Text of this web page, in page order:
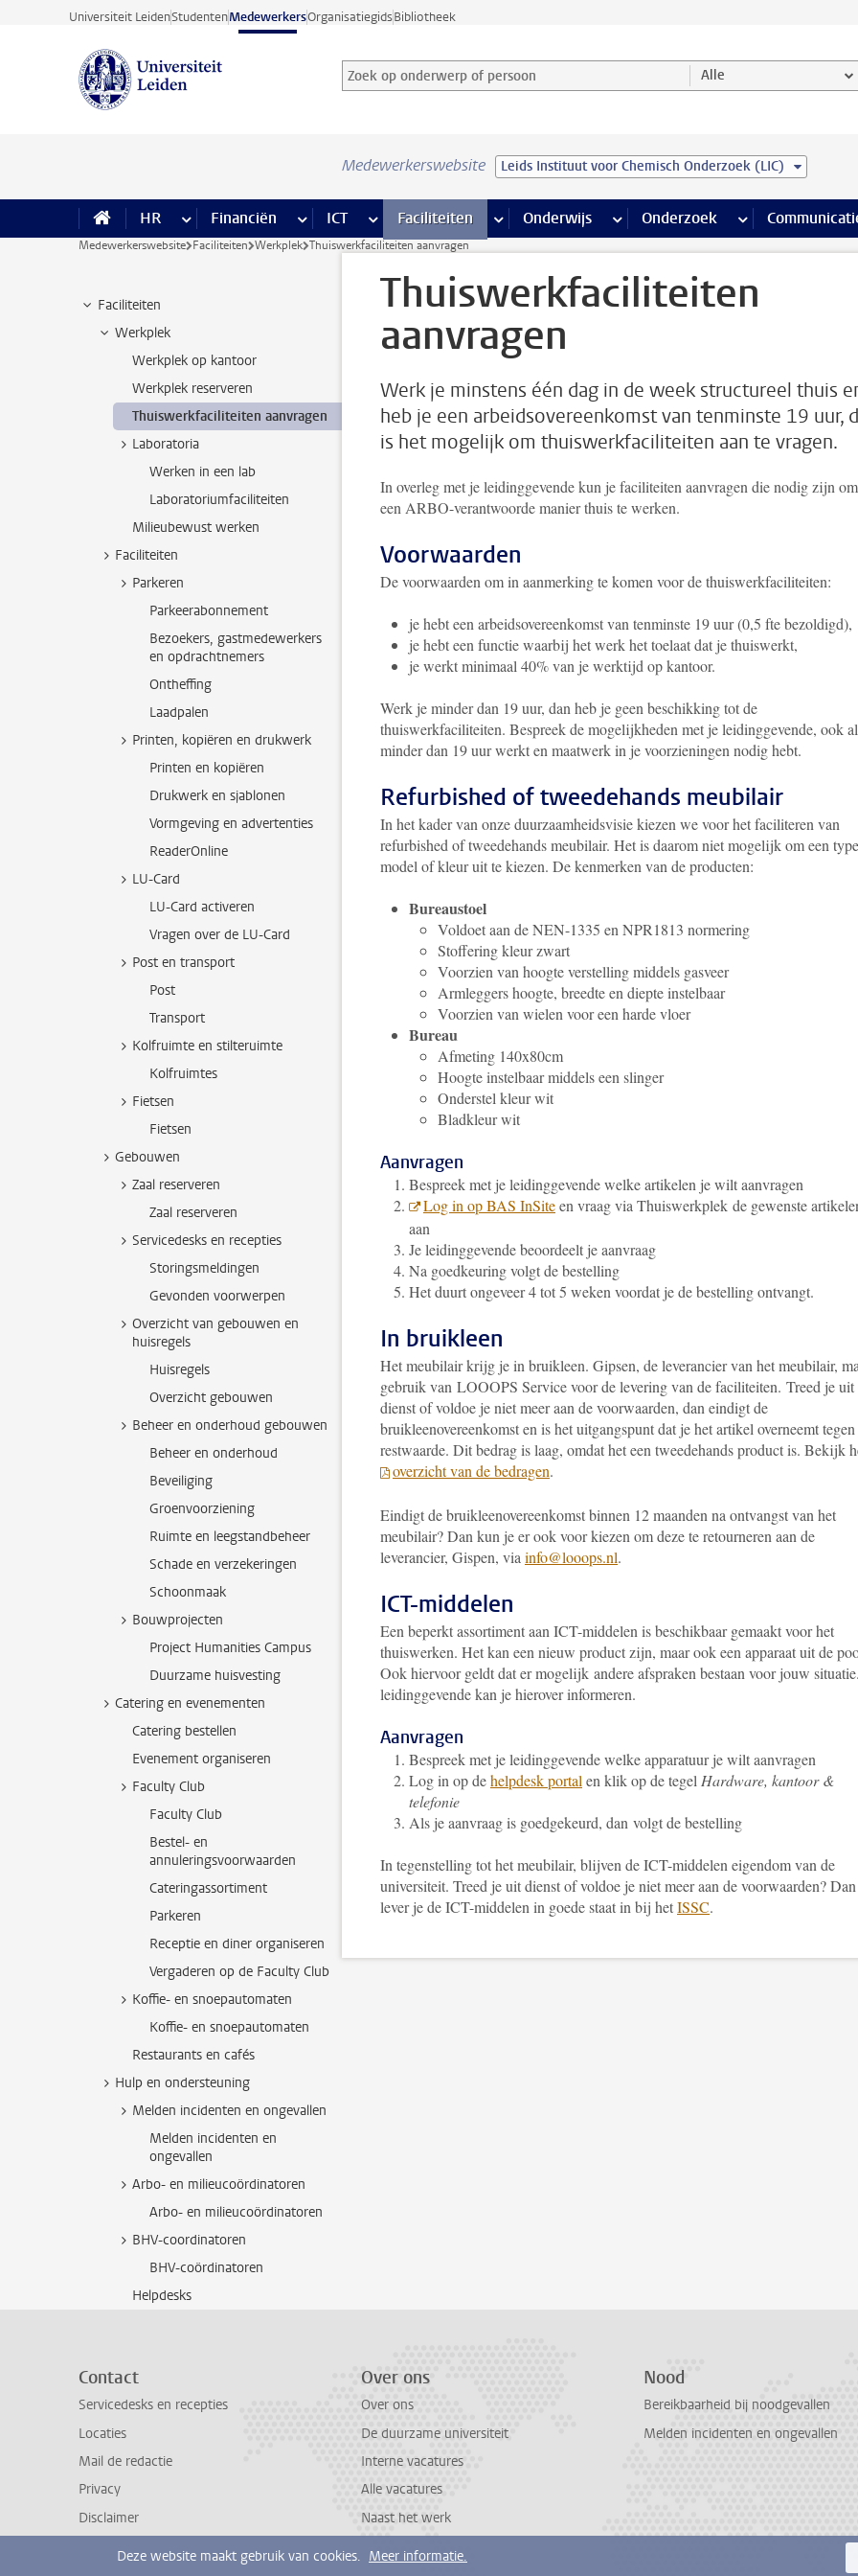
Ga direct naar de inhoud
Universiteit LeidenStudentenMedewerkersOrganisatiegidsBibliotheek
Zoek op onderwerp of persoon en selecteer categorie
Zoekterm Alle
Medewerkerswebsite Leids Instituut voor Chemisch Onderzoek (LIC)
HR meer HR pagina’s
Financiën meer Financiën pagina’s
ICT meer ICT pagina’s
Faciliteiten meer Faciliteiten pagina’s
Onderwijs meer Onderwijs pagina’s
Onderzoek meer Onderzoek
Medewerkerswebsite Faciliteiten Werkplek Thuiswerkfaciliteiten aanvragen
Faciliteiten
Werkplek
Werkplek op kantoor
Werkplek reserveren
Thuiswerkfaciliteiten aanvragen
Laboratoria
Werken in een lab
Laboratoriumfaciliteiten
Milieubewust werken
Faciliteiten
Parkeren
Parkeerabonnement
Bezoekers, gastmedewerkers
en opdrachtnemers
Ontheffing
Laadpalen
Printen, kopiëren en drukwerk
Printen en kopiëren
Drukwerk en sjablonen
Vormgeving en advertenties
ReaderOnline
LU-Card
LU-Card activeren
Vragen over de LU-Card
Post en transport
Post
Transport
Kolfruimte en stilteruimte
Kolfruimtes
Fietsen
Fietsen
Gebouwen
Zaal reserveren
Zaal reserveren
Servicedesks en recepties
Storingsmeldingen
Gevonden voorwerpen
Overzicht van gebouwen en
huisregels
Huisregels
Overzicht gebouwen
Beheer en onderhoud gebouwen
Beheer en onderhoud
Beveiliging
Groenvoorziening
Ruimte en leegstandbeheer
Schade en verzekeringen
Schoonmaak
Bouwprojecten
Project Humanities Campus
Duurzame huisvesting
Catering en evenementen
Catering bestellen
Evenement organiseren
Faculty Club
Faculty Club
Bestel- en
annuleringsvoorwaarden
Cateringassortiment
Parkeren
Receptie en diner organiseren
Vergaderen op de Faculty Club
Koffie- en snoepautomaten
Koffie- en snoepautomaten
Restaurants en cafés
Hulp en ondersteuning
Melden incidenten en ongevallen
Melden incidenten en
ongevallen
Arbo- en milieucoördinatoren
Arbo- en milieucoördinatoren
BHV-coordinatoren
BHV-coördinatoren
Helpdesks
Thuiswerkfaciliteiten
aanvragen
Werk je minstens één dag in de week structureel thuis
heb je een arbeidsovereenkomst van tenminste 19 uur,
is het mogelijk om thuiswerkfaciliteiten aan te vragen.
In overleg met je leidinggevende kun je faciliteiten aanvragen die nodig zijn
een ARBO-verantwoorde manier thuis te werken.
Voorwaarden
De voorwaarden om in aanmerking te komen voor de thuiswerkfaciliteiten:
je hebt een arbeidsovereenkomst van tenminste 19 uur (0,5 fte bezoldigd),
je hebt een functie waarbij het werk het toelaat dat je thuiswerkt,
je werkt minimaal 40% van je werktijd op kantoor.
Werk je minder dan 19 uur, dan heb je geen beschikking tot de
thuiswerkfaciliteiten. Bespreek de mogelijkheden met je leidinggevende, ook
minder dan 19 uur werkt en maatwerk in je voorzieningen nodig hebt.
Refurbished of tweedehands meubilair
In het kader van onze duurzaamheidsvisie kiezen we voor het faciliteren van
refurbished of tweedehands meubilair. Het is daarom niet mogelijk om een type
model of kleur uit te kiezen. De kenmerken van de producten:
Bureaustoel
Voldoet aan de NEN-1335 en NPR1813 normering
Stoffering kleur zwart
Voorzien van hoogte verstelling middels gasveer
Armleggers hoogte, breedte en diepte instelbaar
Voorzien van wielen voor een harde vloer
Bureau
Afmeting 140x80cm
Hoogte instelbaar middels een slinger
Onderstel kleur wit
Bladkleur wit
Aanvragen
Bespreek met je leidinggevende welke artikelen je wilt aanvragen
Log in op BAS InSiteen vraag via Thuiswerkplek de gewenste
aan
Je leidinggevende beoordeelt je aanvraag
Na goedkeuring volgt de bestelling
Het duurt ongeveer 4 tot 5 weken voordat je de bestelling ontvangt.
In bruikleen
Het meubilair krijg je in bruikleen. Gipsen, de leverancier van het meubilair,
gebruik van LOOOPS Service voor de levering van de faciliteiten. Treed je uit
dienst of voldoe je niet meer aan de voorwaarden, dan eindigt de
bruikleenovereenkomst en is het uitgangspunt dat je het artikel overneemt
restwaarde. Dit bedrag is laag, omdat het een tweedehands product is. Bekijk
overzicht van de bedragen.
Eindigt de bruikleenovereenkomst binnen 12 maanden na ontvangst van het
meubilair? Dan kun je er ook voor kiezen om deze te retourneren aan de
leverancier, Gispen, via info@looops.nl.
ICT-middelen
Een beperkt assortiment aan ICT-middelen is beschikbaar gemaakt voor het
thuiswerken. Het kan een nieuw product zijn, maar ook een apparaat uit de
Ook hiervoor geldt dat er mogelijk andere afspraken bestaan voor jouw
leidinggevende kan je hierover informeren.
Aanvragen
Bespreek met je leidinggevende welke apparatuur je wilt aanvragen
Log in op dehelpdesk portal en klik op de tegel Hardware, kantoor &
telefonie
Als je aanvraag is goedgekeurd, dan volgt de bestelling
In tegenstelling tot het meubilair, blijven de ICT-middelen eigendom van de
universiteit. Treed je uit dienst of voldoe je niet meer aan de voorwaarden? Dan
lever je de ICT-middelen in goede staat in bij hetISSC.
Contact
Servicedesks en recepties
Locaties
Mail de redactie
Privacy
Disclaimer
Over ons
Over ons
De duurzame universiteit
Interne vacatures
Alle vacatures
Naast het werk
Nood
Bereikbaarheid bij noodgevallen
Melden incidenten en ongevallen
Deze website maakt gebruik van cookies. Meer informatie.